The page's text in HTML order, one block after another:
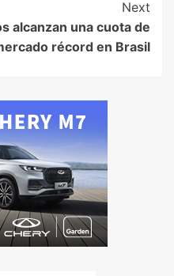
Next
alcanzan una cuota de
récord en Brasil